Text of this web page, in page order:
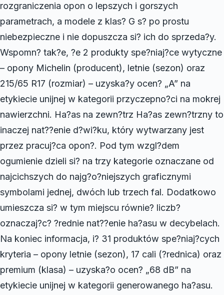
rozgraniczenia opon o lepszych i gorszych
parametrach, a modele z klas? G s? po prostu
niebezpieczne i nie dopuszcza si? ich do sprzeda?y.
Wspomn? tak?e, ?e 2 produkty spe?niaj?ce wytyczne
– opony Michelin (producent), letnie (sezon) oraz
215/65 R17 (rozmiar) – uzyska?y ocen? „A” na
etykiecie unijnej w kategorii przyczepno?ci na mokrej
nawierzchni. Ha?as na zewn?trz Ha?as zewn?trzny to
inaczej nat??enie d?wi?ku, który wytwarzany jest
przez pracuj?ca opon?. Pod tym wzgl?dem
ogumienie dzieli si? na trzy kategorie oznaczane od
najcichszych do najg?o?niejszych graficznymi
symbolami jednej, dwóch lub trzech fal. Dodatkowo
umieszcza si? w tym miejscu równie? liczb?
oznaczaj?c? ?rednie nat??enie ha?asu w decybelach.
Na koniec informacja, i? 31 produktów spe?niaj?cych
kryteria – opony letnie (sezon), 17 cali (?rednica) oraz
premium (klasa) – uzyska?o ocen? „68 dB” na
etykiecie unijnej w kategorii generowanego ha?asu.